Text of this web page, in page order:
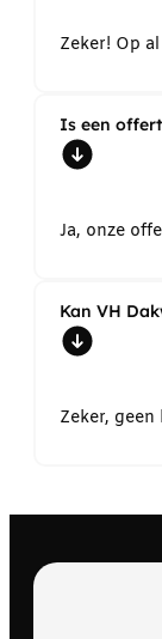
Zeker! Op
Is een
Ja, onze
Kan VH
Zeker,